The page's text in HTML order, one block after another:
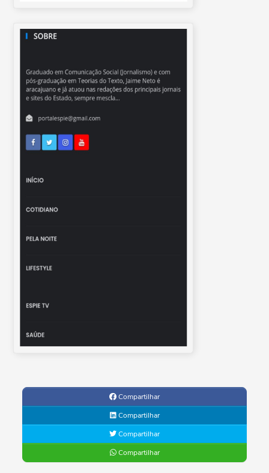
Compartilhar
Compartilhar
Compartilhar
Compartilhar